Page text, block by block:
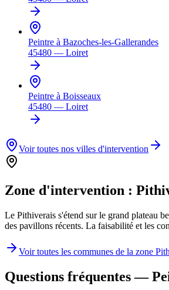
Peintre à Bazoches-les-Gallerandes
45480 — Loiret
Peintre à Boisseaux
45480 — Loiret
Voir toutes nos villes d'intervention
Zone d'intervention :
Le Pithiverais s'étend sur le grand plateau
des pavillons récents. La faisabilité et les
Voir toutes les communes de la zone
Questions fréquentes —